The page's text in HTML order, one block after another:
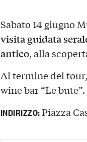
Sabato 14 giugno
visita guidata
antico, alla
Al termine del
wine bar “Le bute”.
INDIRIZZO:Piazza